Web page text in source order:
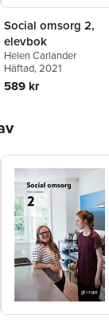
Social omsorg 2,
elevbok
Helen Carlander
Häftad, 2021
589 kr